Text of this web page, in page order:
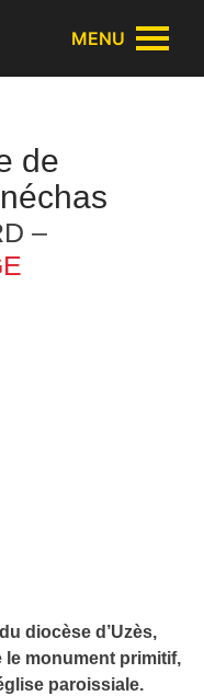
MENU
de
–
diocèse d’Uzès,
le monument primitif,
paroissiale.